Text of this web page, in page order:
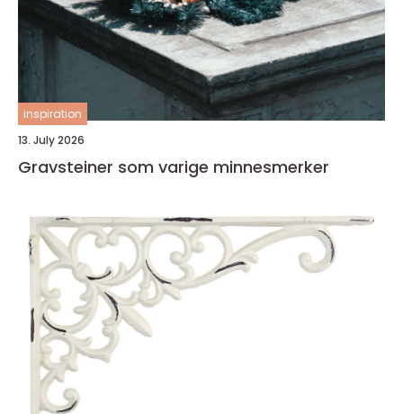
inspiration
13. July 2026
Gravsteiner som varige minnesmerker